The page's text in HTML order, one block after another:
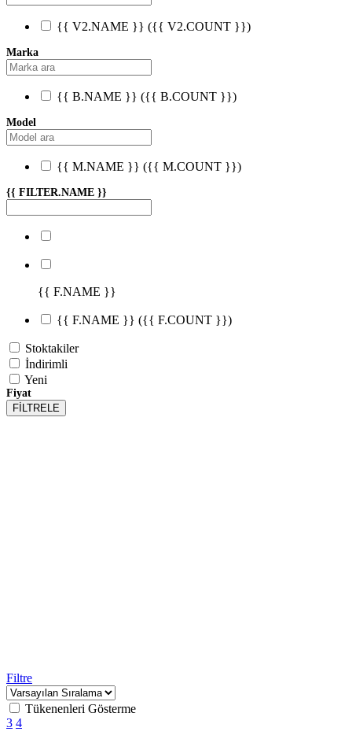
{{ V2.NAME }} ({{ V2.COUNT }})
Marka
{{ B.NAME }} ({{ B.COUNT }})
Model
{{ M.NAME }} ({{ M.COUNT }})
{{ FILTER.NAME }}
{{ F.NAME }}
{{ F.NAME }} ({{ F.COUNT }})
Stoktakiler
İndirimli
Yeni
Fiyat
FİLTRELE
Filtre
Tükenenleri Gösterme
3 4